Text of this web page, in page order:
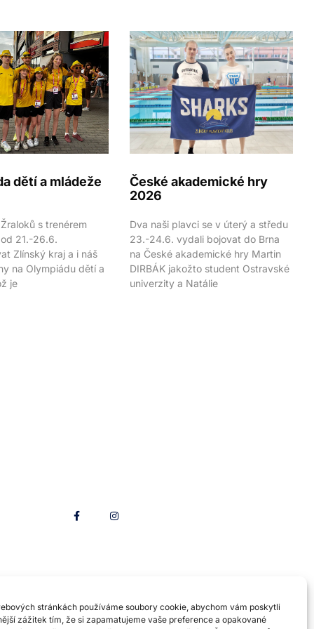
stránkách používáme soubory cookie, abychom vám poskytli
zážitek tím, že si zapamatujeme vaše preference a opakované
dětí a mládeže
s trenérem
21.-26.6.
Zlínský kraj a i náš
na Olympiádu dětí a
je
České akademické hry
2026
Dva naši plavci se v úterý a středu
23.-24.6. vydali bojovat do Brna
na České akademické hry Martin
DIRBÁK jakožto student Ostravské
univerzity a Natálie